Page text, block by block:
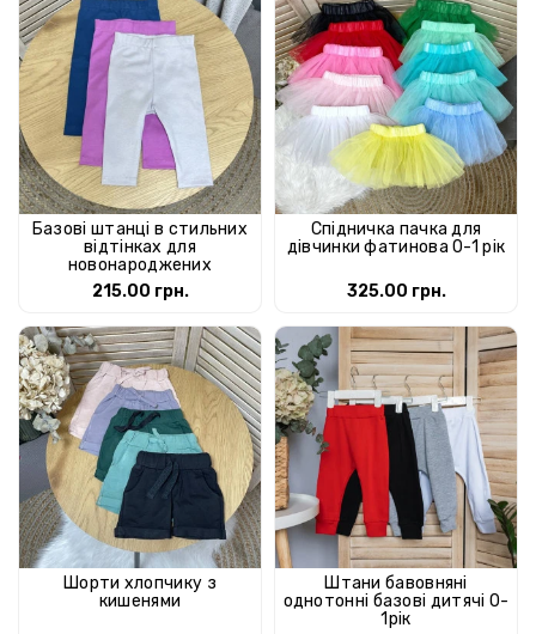
Базові штанці в стильних
відтінках для
новонароджених
215.00 грн.
Спідничка пачка для
дівчинки фатинова 0-1 рік
325.00 грн.
Шорти хлопчику з
кишенями
Штани бавовняні
однотонні базові дитячі 0-
1рік